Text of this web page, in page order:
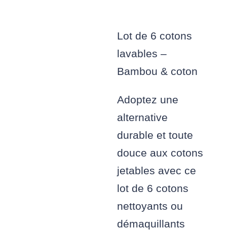
Lot de 6 cotons
lavables –
Bambou & coton
Adoptez une
alternative
durable et toute
douce aux cotons
jetables avec ce
lot de 6 cotons
nettoyants ou
démaquillants